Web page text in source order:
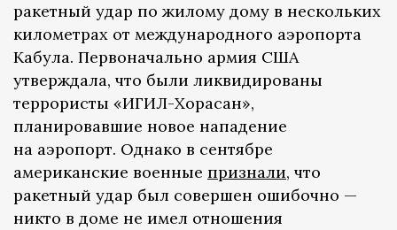
ракетный удар по жилому дому в нескольких
километрах от международного аэропорта
Кабула. Первоначально армия США
утверждала, что были ликвидированы
террористы «ИГИЛ-Хорасан»,
планировавшие новое нападение
на аэропорт. Однако в сентябре
американские военные признали, что
ракетный удар был совершен ошибочно —
никто в доме не имел отношения